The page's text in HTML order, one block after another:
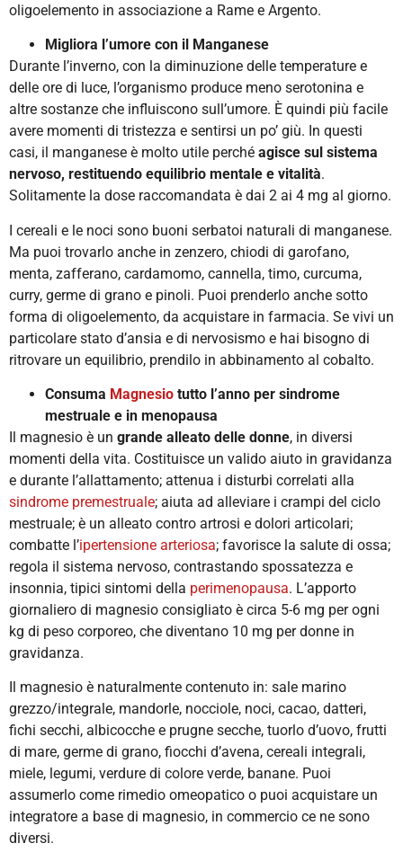
oligoelemento in associazione a Rame e Argento.
Migliora l’umore con il Manganese
Durante l’inverno, con la diminuzione delle temperature e
delle ore di luce, l’organismo produce meno serotonina e
altre sostanze che influiscono sull’umore. È quindi più facile
avere momenti di tristezza e sentirsi un po’ giù. In questi
casi, il manganese è molto utile perché agisce sul sistema
nervoso, restituendo equilibrio mentale e vitalità.
Solitamente la dose raccomandata è dai 2 ai 4 mg al giorno.
I cereali e le noci sono buoni serbatoi naturali di manganese.
Ma puoi trovarlo anche in zenzero, chiodi di garofano,
menta, zafferano, cardamomo, cannella, timo, curcuma,
curry, germe di grano e pinoli. Puoi prenderlo anche sotto
forma di oligoelemento, da acquistare in farmacia. Se vivi un
particolare stato d’ansia e di nervosismo e hai bisogno di
ritrovare un equilibrio, prendilo in abbinamento al cobalto.
Consuma Magnesio tutto l’anno per sindrome
mestruale e in menopausa
Il magnesio è un grande alleato delle donne, in diversi
momenti della vita. Costituisce un valido aiuto in gravidanza
e durante l’allattamento; attenua i disturbi correlati alla
sindrome premestruale; aiuta ad alleviare i crampi del ciclo
mestruale; è un alleato contro artrosi e dolori articolari;
combatte l’ipertensione arteriosa; favorisce la salute di ossa;
regola il sistema nervoso, contrastando spossatezza e
insonnia, tipici sintomi della perimenopausa. L’apporto
giornaliero di magnesio consigliato è circa 5-6 mg per ogni
kg di peso corporeo, che diventano 10 mg per donne in
gravidanza.
Il magnesio è naturalmente contenuto in: sale marino
grezzo/integrale, mandorle, nocciole, noci, cacao, datteri,
fichi secchi, albicocche e prugne secche, tuorlo d’uovo, frutti
di mare, germe di grano, fiocchi d’avena, cereali integrali,
miele, legumi, verdure di colore verde, banane. Puoi
assumerlo come rimedio omeopatico o puoi acquistare un
integratore a base di magnesio, in commercio ce ne sono
diversi.